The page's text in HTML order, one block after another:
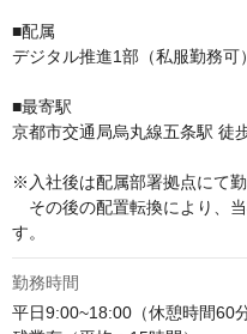
■配属
デジタル推進1部（私服勤務可）
■最寄駅
京都市交通局烏丸線五条駅 徒
※入社後は配属部署拠点にて勤
その後の配置転換により、
す。
勤務時間
平日9:00~18:00（休憩時間60